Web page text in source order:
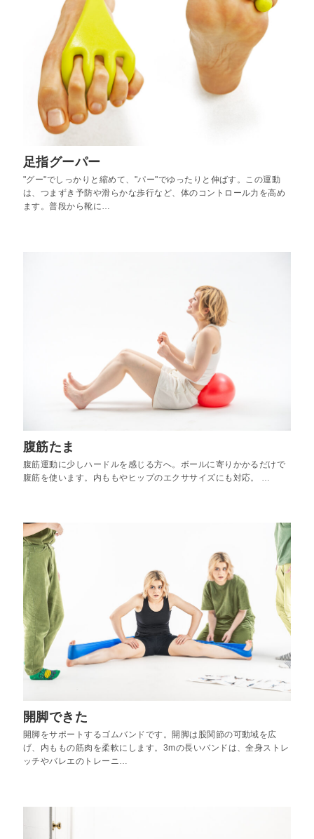
足指グーパー
"グー"でしっかりと縮めて、"パー"でゆったりと伸ばす。この運動
は、つまずき予防や滑らかな歩行など、体のコントロール力を高め
ます。普段から靴に…
腹筋たま
腹筋運動に少しハードルを感じる方へ。ボールに寄りかかるだけで
腹筋を使います。内ももやヒップのエクササイズにも対応。 …
開脚できた
開脚をサポートするゴムバンドです。開脚は股関節の可動域を広
げ、内ももの筋肉を柔軟にします。3mの長いバンドは、全身ストレ
ッチやバレエのトレーニ…